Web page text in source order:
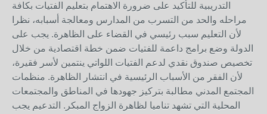
التدريبية للتأكيد على ضرورة الاهتمام بتعليم الفتيات بكافة
مراحله والحد من التسرب من المدارس ومعالجة أسبابه، نظرا
لأن التعليم سبب رئيسي في القضاء على الظاهرة. يجب على
الدولة وضع برامج داعمة للفتيات ضمن خطة اقتصادية من خلال
تخصيص صندوق نقدي لدعم الفتيات اللواتي ينتمين لأسر فقيرة،
لأن الفقر من الأسباب الرئيسية في انتشار الظاهرة. منظمات
المجتمع المدني مطالبة بتركيز جهودها في المناطق والمجتمعات
المحلية التي تشهد تناميا لظاهرة الزواج المبكر. التدعيم يجب